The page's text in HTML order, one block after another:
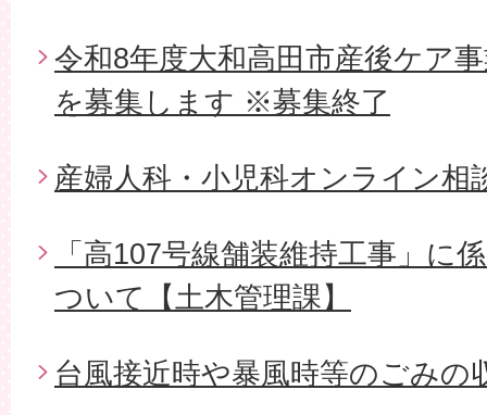
令和8年度大和高田市産後ケア
を募集します ※募集終了
産婦人科・小児科オンライン相
「高107号線舗装維持工事」に
ついて【土木管理課】
台風接近時や暴風時等のごみの